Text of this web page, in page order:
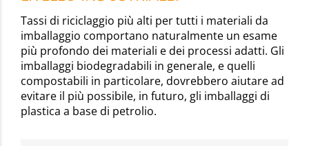
Tassi di riciclaggio più alti per tutti i materiali da
imballaggio comportano naturalmente un esame
più profondo dei materiali e dei processi adatti. Gli
imballaggi biodegradabili in generale, e quelli
compostabili in particolare, dovrebbero aiutare ad
evitare il più possibile, in futuro, gli imballaggi di
plastica a base di petrolio.